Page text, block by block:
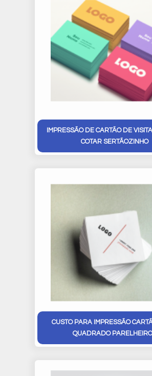
IMPRESSÃO DE CARTÃO DE
COTAR SERTÃOZINHO
CUSTO PARA IMPRESSÃO
QUADRADO